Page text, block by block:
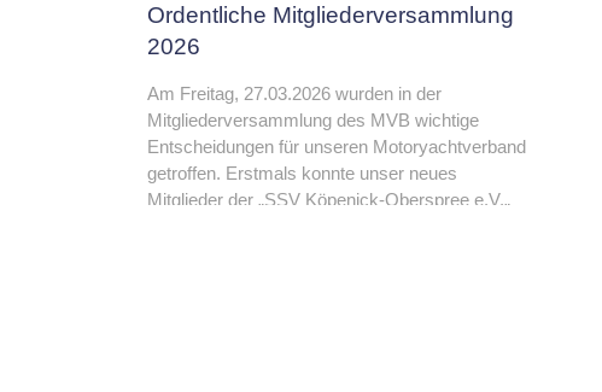
Ordentliche Mitgliederversammlung
2026
Am Freitag, 27.03.2026 wurden in der
Mitgliederversammlung des MVB wichtige
Entscheidungen für unseren Motoryachtverband
getroffen. Erstmals konnte unser neues
Mitglieder der „SSV Köpenick-Oberspree e.V.„